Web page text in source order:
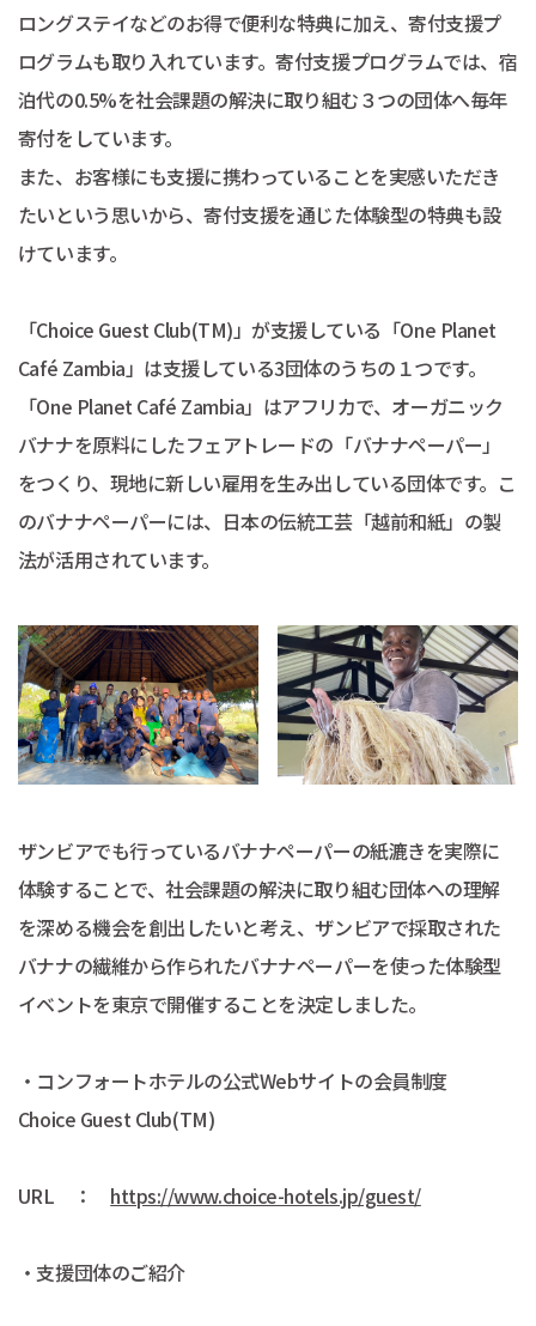
ロングステイなどのお得で便利な特典に加え、寄付支援プ
ログラムも取り入れています。寄付支援プログラムでは、宿
泊代の0.5%を社会課題の解決に取り組む３つの団体へ毎年
寄付をしています。
また、お客様にも支援に携わっていることを実感いただき
たいという思いから、寄付支援を通じた体験型の特典も設
けています。
「Choice Guest Club(TM)」が支援している「One Planet
Café Zambia」は支援している3団体のうちの１つです。
「One Planet Café Zambia」はアフリカで、オーガニック
バナナを原料にしたフェアトレードの「バナナペーパー」
をつくり、現地に新しい雇用を生み出している団体です。こ
のバナナペーパーには、日本の伝統工芸「越前和紙」の製
法が活用されています。
ザンビアでも行っているバナナペーパーの紙漉きを実際に
体験することで、社会課題の解決に取り組む団体への理解
を深める機会を創出したいと考え、ザンビアで採取された
バナナの繊維から作られたバナナペーパーを使った体験型
イベントを東京で開催することを決定しました。
・コンフォートホテルの公式Webサイトの会員制度
Choice Guest Club(TM)
URL ： https://www.choice-hotels.jp/guest/
・支援団体のご紹介